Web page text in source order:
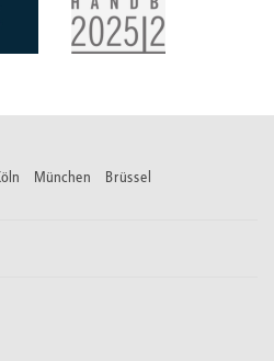
München Brüssel